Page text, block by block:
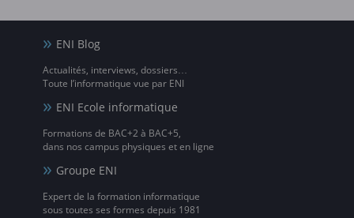
ENI Blog
Actualités, interviews, dossiers…
Toute l’informatique vue par ENI
ENI Ecole informatique
Formations de BAC+2 à BAC+5,
dans nos campus physiques et en ligne
Groupe ENI
Expert de la formation informatique
sous toutes ses formes depuis 1981